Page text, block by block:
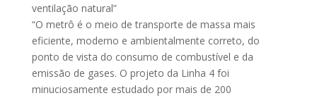
ventilação natural”
“O metrô é o meio de transporte de massa mais
eficiente, moderno e ambientalmente correto, do
ponto de vista do consumo de combustível e da
emissão de gases. O projeto da Linha 4 foi
minuciosamente estudado por mais de 200